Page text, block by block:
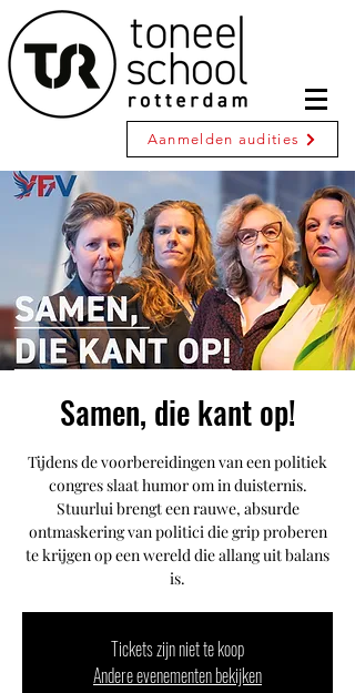
Aanmelden audities
Samen, die kant op!
Tijdens de voorbereidingen van een politiek
congres slaat humor om in duisternis.
Stuurlui brengt een rauwe, absurde
ontmaskering van politici die grip proberen
te krijgen op een wereld die allang uit balans
is.
Tickets zijn niet te koop
Andere evenementen bekijken